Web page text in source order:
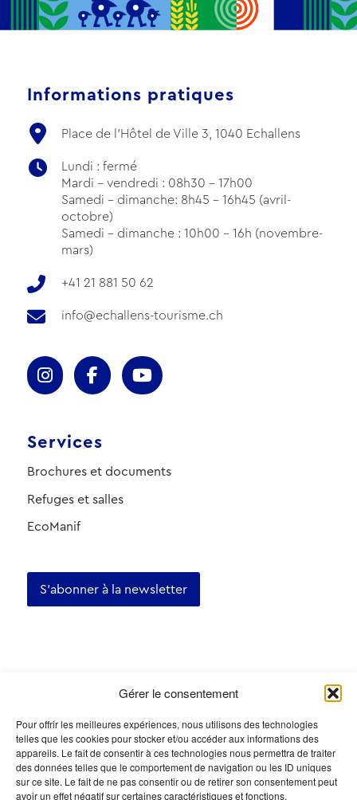
Gérer le consentement
Pour offrir les meilleures expériences, nous utilisons des technologies
telles que les cookies pour stocker et/ou accéder aux informations des
appareils. Le fait de consentir à ces technologies nous permettra de traiter
des données telles que le comportement de navigation ou les ID uniques
sur ce site. Le fait de ne pas consentir ou de retirer son consentement peut
avoir un effet négatif sur certaines caractéristiques et fonctions.
Informations pratiques
Place de l'Hôtel de Ville 3, 1040 Echallens
Lundi : fermé
Mardi - vendredi : 08h30 - 17h00
Samedi - dimanche: 8h45 - 16h45 (avril-
octobre)
Samedi - dimanche : 10h00 - 16h (novembre-
mars)
+41 21 881 50 62
info@echallens-tourisme.ch
Services
Brochures et documents
Refuges et salles
EcoManif
S'abonner à la newsletter